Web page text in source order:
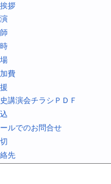
拶
費
講演会チラシＰＤＦ
ルでのお問合せ
先